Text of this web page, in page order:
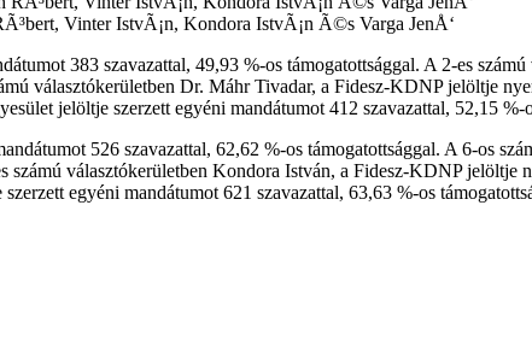
Vinter IstvÃ¡n, Kondora IstvÃ¡n Ã©s Varga JenÅ‘
383 szavazattal, 49,93 %-os támogatottsággal. A 2-es
választókerületben Dr. Máhr Tivadar, a Fidesz-KDNP jelöltje
jelöltje szerzett egyéni mandátumot 412 szavazattal, 52,15 %-
526 szavazattal, 62,62 %-os támogatottsággal. A 6-os
választókerületben Kondora István, a Fidesz-KDNP jelöltje
egyéni mandátumot 621 szavazattal, 63,63 %-os